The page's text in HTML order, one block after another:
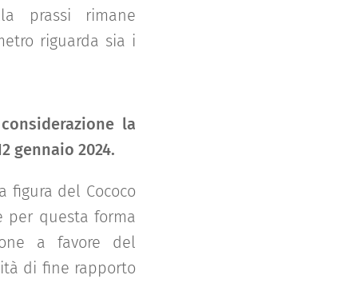
prassi rimane
riguarda sia i
la
gennaio 2024.
figura del Cococo
per questa forma
a favore del
di fine rapporto